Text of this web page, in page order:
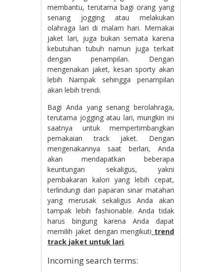
membantu, terutama bagi orang yang
senang jogging atau melakukan
olahraga lari di malam hari. Memakai
jaket lari, juga bukan semata karena
kebutuhan tubuh namun juga terkait
dengan penampilan. Dengan
mengenakan jaket, kesan sporty akan
lebih Nampak sehingga penampilan
akan lebih trendi.
Bagi Anda yang senang berolahraga,
terutama jogging atau lari, mungkin ini
saatnya untuk mempertimbangkan
pemakaian track jaket. Dengan
mengenakannya saat berlari, Anda
akan mendapatkan beberapa
keuntungan sekaligus, yakni
pembakaran kalori yang lebih cepat,
terlindungi dari paparan sinar matahari
yang merusak sekaligus Anda akan
tampak lebih fashionable. Anda tidak
harus bingung karena Anda dapat
memilih jaket dengan mengikuti trend
track jaket untuk lari.
Incoming search terms: